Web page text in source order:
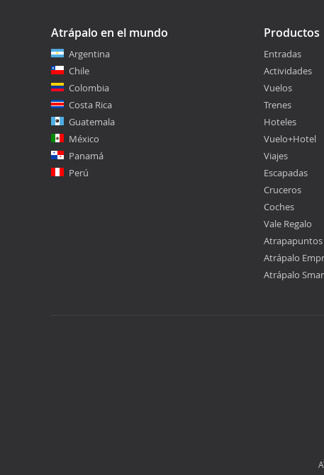
Atrápalo en el mundo
Argentina
Chile
Colombia
Costa Rica
Guatemala
México
Panamá
Perú
Productos
Entradas
Actividades
Vuelos
Trenes
Hoteles
Vuelo+Hotel
Viajes
Escapadas
Cruceros
Coches
Vale Regalo
Atrapapuntos
Atrápalo
Atrápalo